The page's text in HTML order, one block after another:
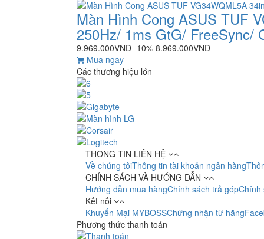
Màn Hình Cong ASUS TUF
250Hz/ 1ms GtG/ FreeSync/
9.969.000VNĐ -10% 8.969.000VNĐ
Mua ngay
Các thương hiệu lớn
THÔNG TIN LIÊN HỆ
Về chúng tôiThông tin tài khoản ngân hàng
CHÍNH SÁCH VÀ HƯỚNG DẪN
Hướng dẫn mua hàngChính sách trả gópChính
Kết nối
Khuyến Mại MYBOSSChứng nhận từ hãng
Phương thức thanh toán